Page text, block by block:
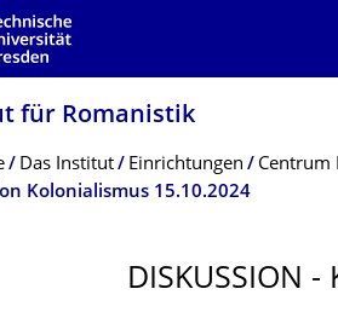
für Romanistik
Menü
Das Institut Einrichtungen Centrum
Kolonialismus 15.10.2024
DISKUSSION -